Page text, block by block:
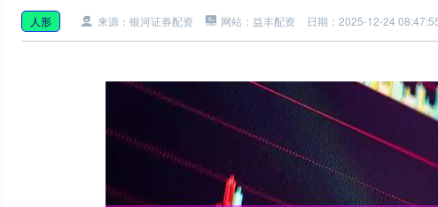
人形 来源：银河证券配资 网站：益丰配资 日期：2025-12-24